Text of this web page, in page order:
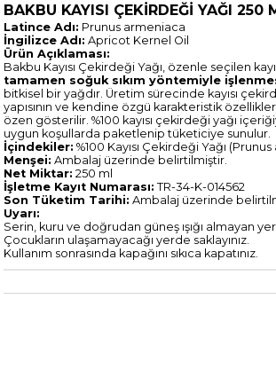
BAKBU KAYISI ÇEKİRDEĞİ YAĞI 250
Latince Adı: Prunus armeniaca
İngilizce Adı: Apricot Kernel Oil
Ürün Açıklaması:
Bakbu Kayısı Çekirdeği Yağı, özenle seçilen
tamamen soğuk sıkım yöntemiyle
bitkisel bir yağdır. Üretim sürecinde kayısı
yapısının ve kendine özgü karakteristik
özen gösterilir. %100 kayısı çekirdeği yağı
uygun koşullarda paketlenip tüketiciye sunulur.
İçindekiler: %100 Kayısı Çekirdeği Yağı
Menşei: Ambalaj üzerinde belirtilmiştir.
Net Miktar: 250 ml
İşletme Kayıt Numarası: TR-34-K-014562
Son Tüketim Tarihi: Ambalaj üzerinde
Uyarı:
Serin, kuru ve doğrudan güneş ışığı almayan
Çocukların ulaşamayacağı yerde saklayınız.
Kullanım sonrasında kapağını sıkıca kapatınız.